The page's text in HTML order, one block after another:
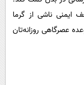
ایمنی ناشی از گرما
عصرگاهی روزانه‌تان